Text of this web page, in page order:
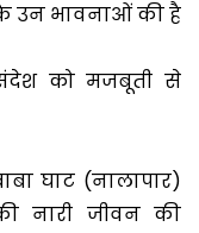
उन भावनाओं की है
को मजबूती से
घाट (नालापार)
नारी जीवन की